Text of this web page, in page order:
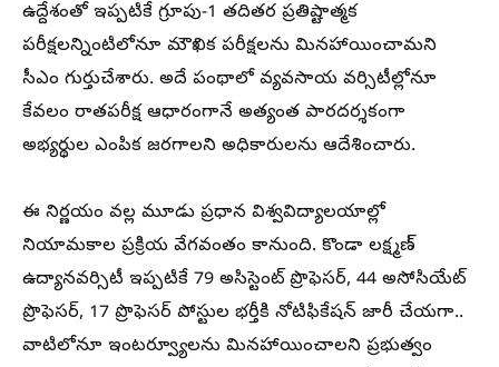
ఉద్దేశంతో ఇప్పటికే గ్రూపు-1 తదితర ప్రతిష్టాత్మక
పరీక్షలన్నింటిలోనూ మౌఖిక పరీక్షలను మినహాయించామని
సీఎం గుర్తుచేశారు. అదే పంథాలో వ్యవసాయ వర్సిటీల్లోనూ
కేవలం రాతపరీక్ష ఆధారంగానే అత్యంత పారదర్శకంగా
అభ్యర్థుల ఎంపిక జరగాలని అధికారులను ఆదేశించారు.
ఈ నిర్ణయం వల్ల మూడు ప్రధాన విశ్వవిద్యాలయాల్లో
నియామకాల ప్రక్రియ వేగవంతం కానుంది. కొండా లక్ష్మణ్
ఉద్యానవర్సిటీ ఇప్పటికే 79 అసిస్టెంట్ ప్రొఫెసర్, 44 అసోసియేట్‌
ప్రొఫెసర్‌, 17 ప్రొఫెసర్‌ పోస్టుల భర్తీకి నోటిఫికేషన్‌ జారీ చేయగా..
వాటిలోనూ ఇంటర్వ్యూలను మినహాయించాలని ప్రభుత్వం